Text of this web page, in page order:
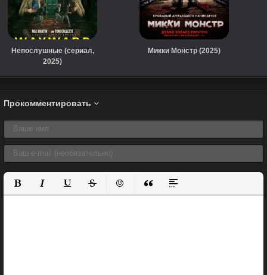
Непослушные (сериал,
2025)
Микки Монстр (2025)
Прокомментировать
Полужирный
КурсивПодчеркнутый
ЗачеркнутыйВставить смайлик
Вставка цитаты
Вставка спойлера